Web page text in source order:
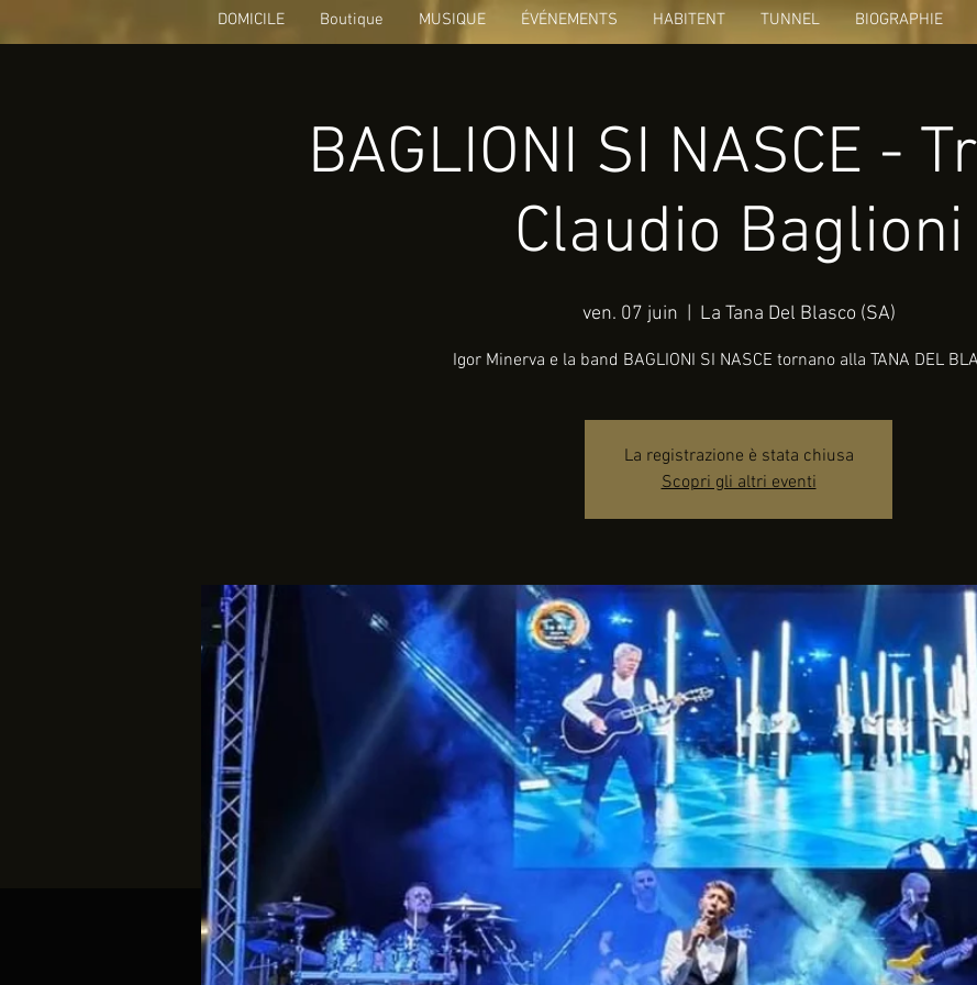
DOMICILE Boutique MUSIQUE ÉVÉNEMENTS HABITENT TUNNEL BIOGRAPHIE
BAGLIONI SI NASCE -
Claudio Baglioni
ven. 07 juin
  |
La Tana Del Blasco (SA)
Igor Minerva e la band BAGLIONI SI NASCE tornano alla TANA DEL
La registrazione è stata chiusa
Scopri gli altri eventi